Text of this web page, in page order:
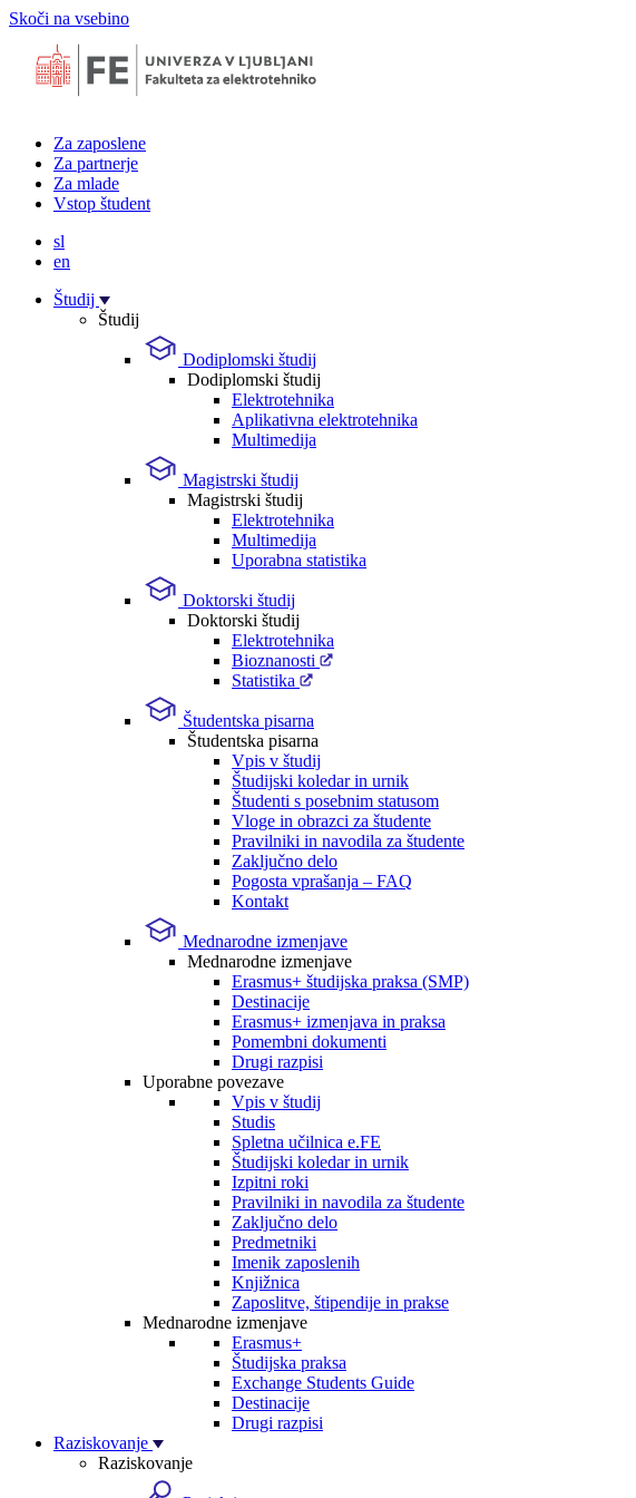
Skoči na vsebino
Za zaposlene
Za partnerje
Za mlade
Vstop študent
sl
en
Študij
Študij
Dodiplomski študij
Dodiplomski študij
Elektrotehnika
Aplikativna elektrotehnika
Multimedija
Magistrski študij
Magistrski študij
Elektrotehnika
Multimedija
Uporabna statistika
Doktorski študij
Doktorski študij
Elektrotehnika
Bioznanosti
Statistika
Študentska pisarna
Študentska pisarna
Vpis v študij
Študijski koledar in urnik
Študenti s posebnim statusom
Vloge in obrazci za študente
Pravilniki in navodila za študente
Zaključno delo
Pogosta vprašanja – FAQ
Kontakt
Mednarodne izmenjave
Mednarodne izmenjave
Erasmus+ študijska praksa (SMP)
Destinacije
Erasmus+ izmenjava in praksa
Pomembni dokumenti
Drugi razpisi
Uporabne povezave
Vpis v študij
Studis
Spletna učilnica e.FE
Študijski koledar in urnik
Izpitni roki
Pravilniki in navodila za študente
Zaključno delo
Predmetniki
Imenik zaposlenih
Knjižnica
Zaposlitve, štipendije in prakse
Mednarodne izmenjave
Erasmus+
Študijska praksa
Exchange Students Guide
Destinacije
Drugi razpisi
Raziskovanje
Raziskovanje